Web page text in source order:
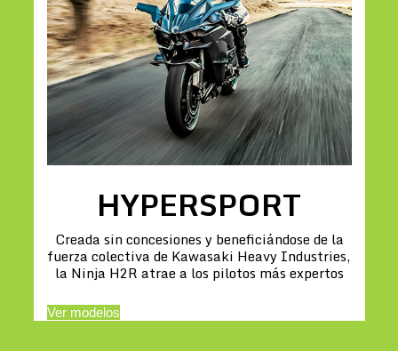
HYPERSPORT
Creada sin concesiones y beneficiándose de la
fuerza colectiva de Kawasaki Heavy Industries,
la Ninja H2R atrae a los pilotos más expertos
Ver modelos